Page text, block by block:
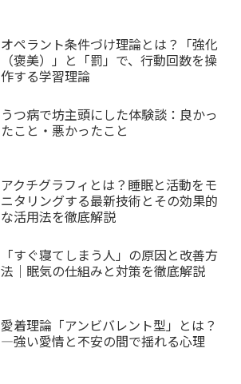
オペラント条件づけ理論とは？「強化
（褒美）」と「罰」で、行動回数を操
作する学習理論
うつ病で坊主頭にした体験談：良かっ
たこと・悪かったこと
アクチグラフィとは？睡眠と活動をモ
ニタリングする最新技術とその効果的
な活用法を徹底解説
「すぐ寝てしまう人」の原因と改善方
法｜眠気の仕組みと対策を徹底解説
愛着理論「アンビバレント型」とは？
—強い愛情と不安の間で揺れる心理